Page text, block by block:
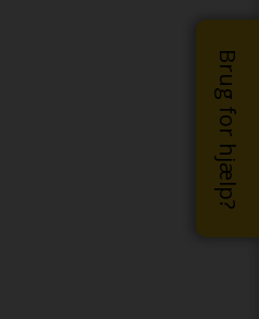
Brug for hjælp?